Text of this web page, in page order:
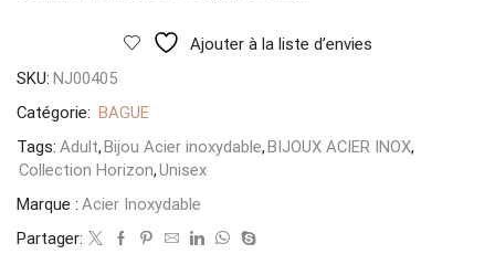
Ajouter à la liste d’envies
SKU: NJ00405
Catégorie: BAGUE
Tags: Adult,Bijou Acier inoxydable,BIJOUX ACIER INOX,
Collection Horizon,Unisex
Marque : Acier Inoxydable
Partager: